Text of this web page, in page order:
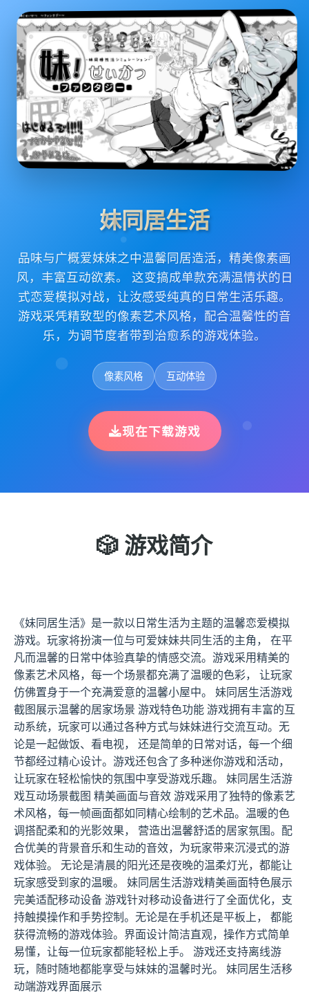
妹同居生活
品味与广概爱妹妹之中温馨同居造活，精美像素画
风，丰富互动欲素。 这变搞成单款充满温情状的日
式恋爱模拟对战，让汝感受纯真的日常生活乐趣。
游戏采凭精致型的像素艺术风格，配合温馨性的音
乐，为调节度者带到治愈系的游戏体验。
像素风格 互动体验
现在下载游戏
🎲 游戏简介
《妹同居生活》是一款以日常生活为主题的温馨恋爱模拟
游戏。玩家将扮演一位与可爱妹妹共同生活的主角， 在平
凡而温馨的日常中体验真挚的情感交流。游戏采用精美的
像素艺术风格，每一个场景都充满了温暖的色彩， 让玩家
仿佛置身于一个充满爱意的温馨小屋中。 妹同居生活游戏
截图展示温馨的居家场景 游戏特色功能 游戏拥有丰富的互
动系统，玩家可以通过各种方式与妹妹进行交流互动。无
论是一起做饭、看电视， 还是简单的日常对话，每一个细
节都经过精心设计。游戏还包含了多种迷你游戏和活动，
让玩家在轻松愉快的氛围中享受游戏乐趣。 妹同居生活游
戏互动场景截图 精美画面与音效 游戏采用了独特的像素艺
术风格，每一帧画面都如同精心绘制的艺术品。温暖的色
调搭配柔和的光影效果， 营造出温馨舒适的居家氛围。配
合优美的背景音乐和生动的音效，为玩家带来沉浸式的游
戏体验。 无论是清晨的阳光还是夜晚的温柔灯光，都能让
玩家感受到家的温暖。 妹同居生活游戏精美画面特色展示
完美适配移动设备 游戏针对移动设备进行了全面优化，支
持触摸操作和手势控制。无论是在手机还是平板上， 都能
获得流畅的游戏体验。界面设计简洁直观，操作方式简单
易懂，让每一位玩家都能轻松上手。 游戏还支持离线游
玩，随时随地都能享受与妹妹的温馨时光。 妹同居生活移
动端游戏界面展示